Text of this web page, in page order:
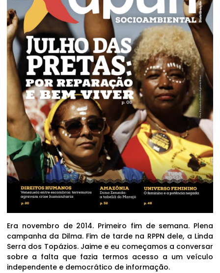
Era novembro de 2014. Primeiro fim de semana. Plena
campanha da Dilma. Fim de tarde na RPPN dele, a Linda
Serra dos Topázios. Jaime e eu começamos a conversar
sobre a falta que fazia termos acesso a um veículo
independente e democrático de informação.